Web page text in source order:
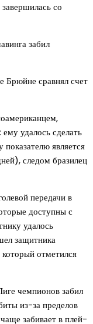
со
забил
Брюйне сравнял счет
удалось сделать
является
следом бразилец
передачи в
доступны с
удалось
защитника
отметился
чемпионов забил
из-за пределов
забивает в плей-